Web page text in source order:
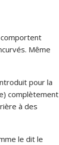
Même
pour la
complètement
à des
le dit le